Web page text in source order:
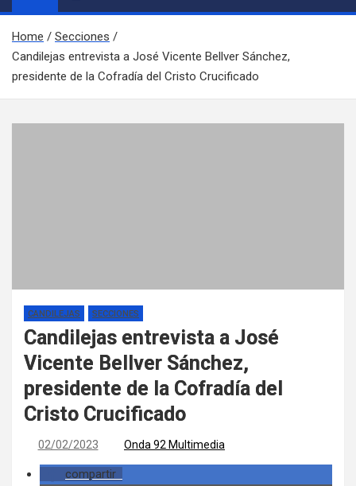
Home
Secciones
Candilejas entrevista a José Vicente Bellver Sánchez,
presidente de la Cofradía del Cristo Crucificado
CANDILEJAS SECCIONES
Candilejas entrevista a José
Vicente Bellver Sánchez,
presidente de la Cofradía del
Cristo Crucificado
02/02/2023 Onda 92 Multimedia
compartir